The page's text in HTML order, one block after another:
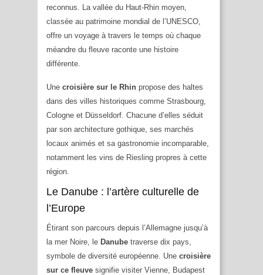
reconnus. La vallée du Haut-Rhin moyen,
classée au patrimoine mondial de l’UNESCO,
offre un voyage à travers le temps où chaque
méandre du fleuve raconte une histoire
différente.
Une croisière sur le Rhin propose des haltes
dans des villes historiques comme Strasbourg,
Cologne et Düsseldorf. Chacune d’elles séduit
par son architecture gothique, ses marchés
locaux animés et sa gastronomie incomparable,
notamment les vins de Riesling propres à cette
région.
Le Danube : l’artère culturelle de
l’Europe
Étirant son parcours depuis l’Allemagne jusqu’à
la mer Noire, le Danube traverse dix pays,
symbole de diversité européenne. Une croisière
sur ce fleuve signifie visiter Vienne, Budapest